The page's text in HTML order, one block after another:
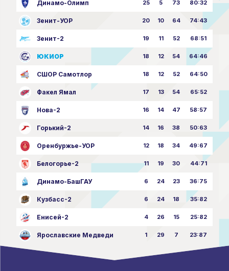
Динамо-Олимп 25 5 73 80:32
Зенит-УОР 20 10 64 74:43
Зенит-2 19 11 52 68:51
ЮКИОР 18 12 54 64:46
СШОР Самотлор 18 12 52 64:50
Факел Ямал 17 13 54 65:52
Нова-2 16 14 47 58:57
Горький-2 14 16 38 50:63
Оренбуржье-УОР 12 18 34 49:67
Белогорье-2 11 19 30 44:71
Динамо-БашГАУ 6 24 23 36:75
Кузбасс-2 6 24 18 35:82
Енисей-2 4 26 15 25:82
Ярославские Медведи 1 29 7 23:87